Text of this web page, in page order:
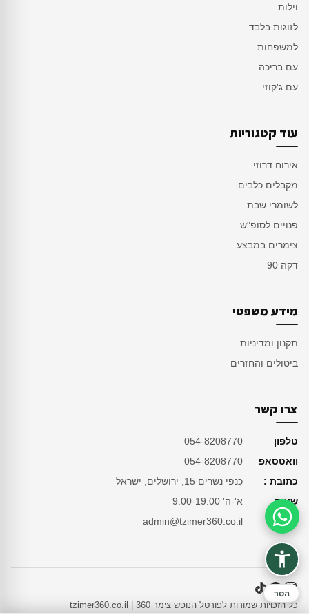
וילות
לזוגות בלבד
למשפחות
עם בריכה
עם ג'קוזי
עוד קטגוריות
אירוח דרוזי
מקבלים כלבים
לשומרי שבת
פנויים לסופ"ש
צימרים במבצע
דקה 90
מידע משפטי
תקנון ומדיניות
ביטולים והחזרים
צרו קשר
טלפון
054-8208770
וואטסאפ
054-8208770
כתובת :
כנפי נשרים 15, ירושלים, ישראל
שעות
א'-ה' 9:00-19:00
מייל
admin@tzimer360.co.il
כל הזכויות שמורות לפורטל הנופש צימר 360 | tzimer360.co.il
סיוע בהזמנה
הסר